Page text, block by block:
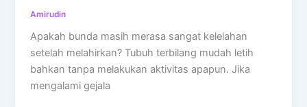
Amirudin
Apakah bunda masih merasa sangat kelelahan
setelah melahirkan? Tubuh terbilang mudah letih
bahkan tanpa melakukan aktivitas apapun. Jika
mengalami gejala